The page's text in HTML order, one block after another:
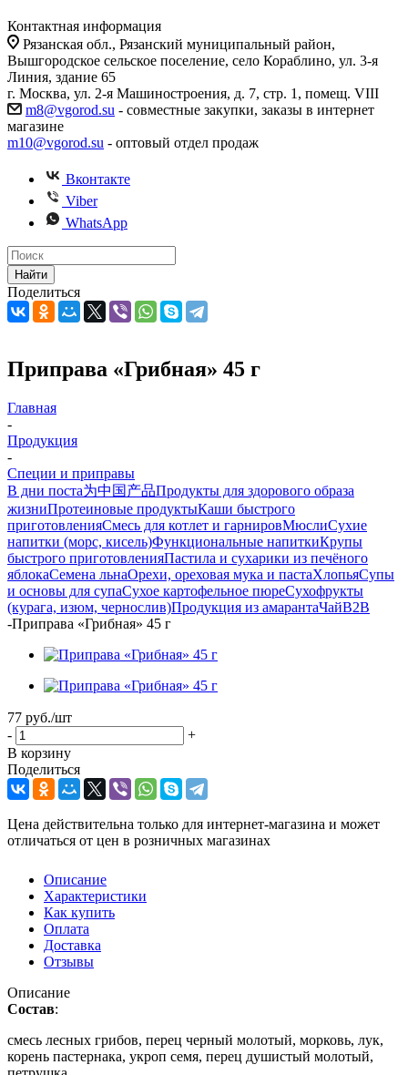
Контактная информация
Рязанская обл., Рязанский муниципальный район,
Вышгородское сельское поселение, село Кораблино, ул. 3-я
Линия, здание 65
г. Москва, ул. 2-я Машиностроения, д. 7, стр. 1, помещ. VIII
m8@vgorod.su - совместные закупки, заказы в интернет
магазине
m10@vgorod.su - оптовый отдел продаж
Вконтакте
Viber
WhatsApp
Найти
Поделиться
Приправа «Грибная» 45 г
Главная
-
Продукция
-
Специи и приправы
В дни поста为中国产品Продукты для здорового образа
жизниПротеиновые продуктыКаши быстрого
приготовленияСмесь для котлет и гарнировМюслиСухие
напитки (морс, кисель)Функциональные напиткиКрупы
быстрого приготовленияПастила и сухарики из печёного
яблокаСемена льнаОрехи, ореховая мука и пастаХлопьяСупы
и основы для супаСухое картофельное пюреСухофрукты
(курага, изюм, чернослив)Продукция из амарантаЧайB2B
-Приправа «Грибная» 45 г
77 руб./шт
-
+
В корзину
Поделиться
Цена действительна только для интернет-магазина и может
отличаться от цен в розничных магазинах
Описание
Характеристики
Как купить
Оплата
Доставка
Отзывы
Описание
Состав:
смесь лесных грибов, перец черный молотый, морковь, лук,
корень пастернака, укроп семя, перец душистый молотый,